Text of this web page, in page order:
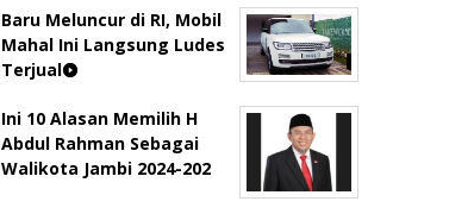
Baru Meluncur di RI, Mobil
Mahal Ini Langsung Ludes
Terjual
Ini 10 Alasan Memilih H
Abdul Rahman Sebagai
Walikota Jambi 2024-202